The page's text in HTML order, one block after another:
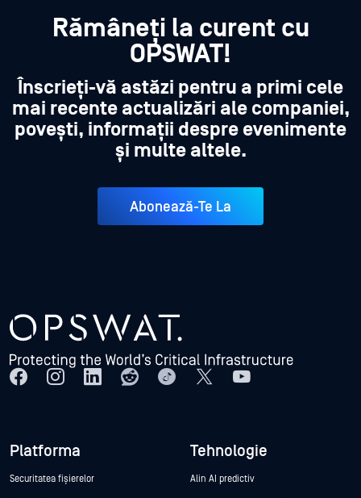
Rămâneți la curent cu
OPSWAT!
Înscrieți-vă astăzi pentru a primi cele
mai recente actualizări ale companiei,
povești, informații despre evenimente
și multe altele.
Abonează-Te La
Platforma
Securitatea fișierelor
Tehnologie
Alin AI predictiv